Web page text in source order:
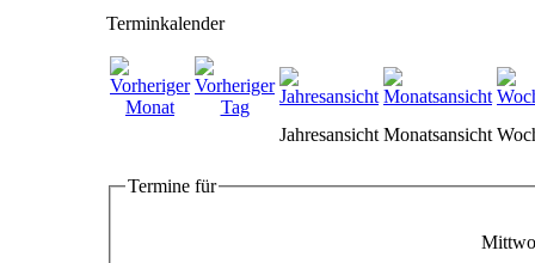
Terminkalender
Jahresansicht Monatsansicht
Termine für